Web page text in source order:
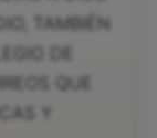
TAMBIÉN
DE
QUE
Y